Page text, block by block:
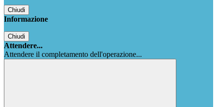
Chiudi
Informazione
Chiudi
Attendere...
Attendere il completamento dell'operazione...